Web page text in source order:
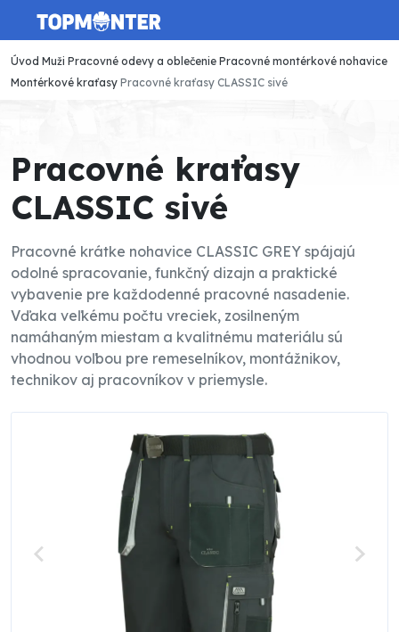
Úvod Muži Pracovné odevy a oblečenie Pracovné montérkové nohavice
Montérkové kraťasy Pracovné kraťasy CLASSIC sivé
Pracovné kraťasy
CLASSIC sivé
Pracovné krátke nohavice CLASSIC GREY spájajú
odolné spracovanie, funkčný dizajn a praktické
vybavenie pre každodenné pracovné nasadenie.
Vďaka veľkému počtu vreciek, zosilneným
namáhaným miestam a kvalitnému materiálu sú
vhodnou voľbou pre remeselníkov, montážnikov,
technikov aj pracovníkov v priemysle.